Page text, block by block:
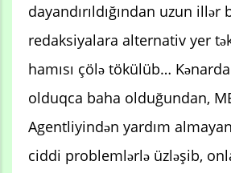
dayandırıldığından uzun
redaksiyalara alternativ yer
hamısı çölə tökülüb…
olduqca baha olduğundan,
Agentliyindən yardım
ciddi problemlərlə üzləşib,